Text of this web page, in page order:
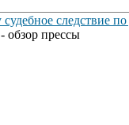
следствие по
- обзор прессы